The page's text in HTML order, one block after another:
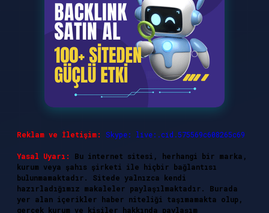
Reklam ve İletişim: Skype: live:.cid.575569c608265c69
Yasal Uyarı:
Bu internet sitesi, herhangi bir marka,
kurum veya şahıs şirketi ile hiçbir bağlantısı
bulunmamaktadır. Sitede yalnızca kendi
hazırladığımız makaleler paylaşılmaktadır. Burada
yer alan içerikler haber niteliği taşımamakta olup,
gerçek kurum ve kişiler hakkında paylaşım